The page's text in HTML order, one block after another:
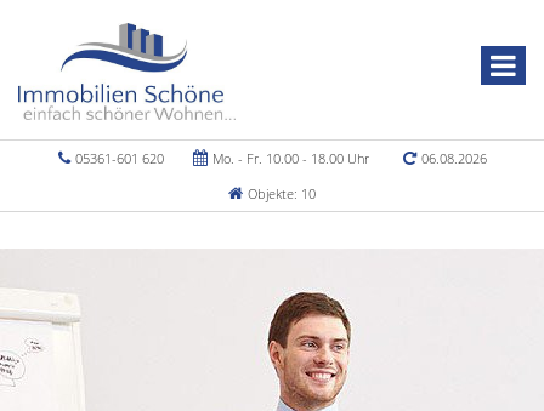
05361-601 620 Mo. - Fr. 10.00 - 18.00 Uhr
06.08.2026
Objekte: 10